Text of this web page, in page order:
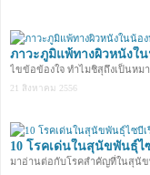
ภาวะภูมิแพ้ทางผิวหนังใ
ไขข้อข้องใจ ทำไมชิสุถึงเป็นหม
21 สิงหาคม 2556
10 โรคเด่นในสุนัขพันธุ์ไ
มาอ่านต่อกับโรคสำคัญที่ในสุนัข